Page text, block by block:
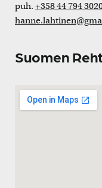
puh. +358 44 794
Suomen